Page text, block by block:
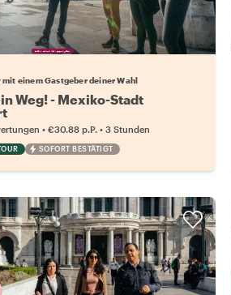
deinen Lieblingsgastgeber
einem Gastgeber deiner Wahl
Weg! - Mexiko-Stadt
• €30.88 p.P. • 3 Stunden
SOFORT BESTÄTIGT